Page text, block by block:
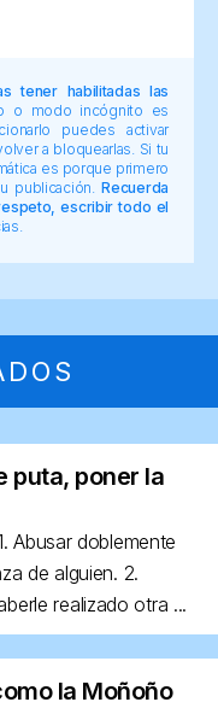
tener habilitadas las
o modo incógnito es
puedes activar
a bloquearlas. Si tu
es porque primero
publicación.Recuerda
escribir todo el
puta, poner la
Abusar doblemente
de alguien. 2.
realizado otra ...
la Moñoño